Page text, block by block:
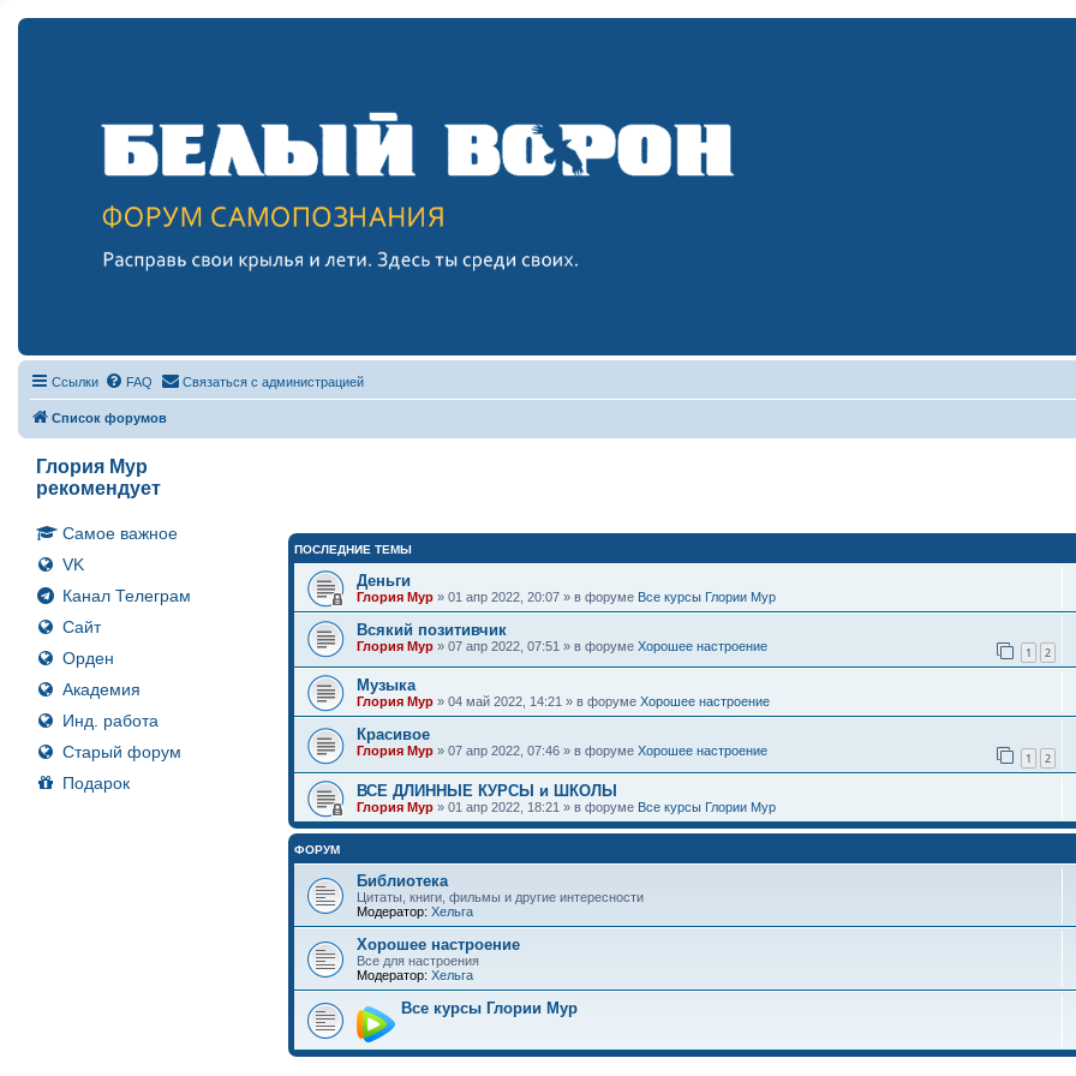
Ссылки FAQ Связаться с администрацией
Список форумов
Глория Мур
рекомендует
Самое важное
VK
Канал Телеграм
Сайт
Орден
Академия
Инд. работа
Старый форум
Подарок
ПОСЛЕДНИЕ ТЕМЫ
Деньги
Глория Мур » 01 апр 2022, 20:07 » в форуме Все курсы Глории Мур
Всякий позитивчик
1 2
Глория Мур » 07 апр 2022, 07:51 » в форумеХорошее настроение
Музыка
Глория Мур » 04 май 2022, 14:21 » в форумеХорошее настроение
Красивое
1 2
Глория Мур » 07 апр 2022, 07:46 » в форумеХорошее настроение
ВСЕ ДЛИННЫЕ КУРСЫ и ШКОЛЫ
Глория Мур » 01 апр 2022, 18:21 » в форуме Все курсы Глории Мур
ФОРУМ
Библиотека
Цитаты, книги, фильмы и другие интересности
Модератор: Хельга
Хорошее настроение
Все для настроения
Модератор: Хельга
Все курсы Глории Мур